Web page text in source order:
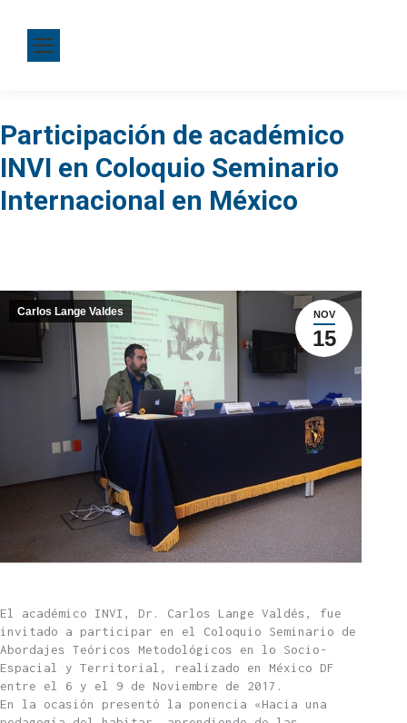
Participación de académico
INVI en Coloquio Seminario
Internacional en México
NOV
15
Carlos Lange Valdes
El académico INVI, Dr. Carlos Lange Valdés, fue
invitado a participar en el Coloquio Seminario de
Abordajes Teóricos Metodológicos en lo Socio-
Espacial y Territorial, realizado en México DF
entre el 6 y el 9 de Noviembre de 2017.
En la ocasión presentó la ponencia «Hacia una